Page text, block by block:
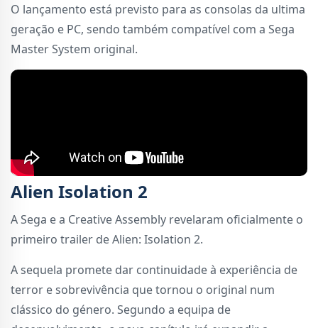
O lançamento está previsto para as consolas da ultima
geração e PC, sendo também compatível com a Sega
Master System original.
Alien Isolation 2
A Sega e a Creative Assembly revelaram oficialmente o
primeiro trailer de Alien: Isolation 2.
A sequela promete dar continuidade à experiência de
terror e sobrevivência que tornou o original num
clássico do género. Segundo a equipa de